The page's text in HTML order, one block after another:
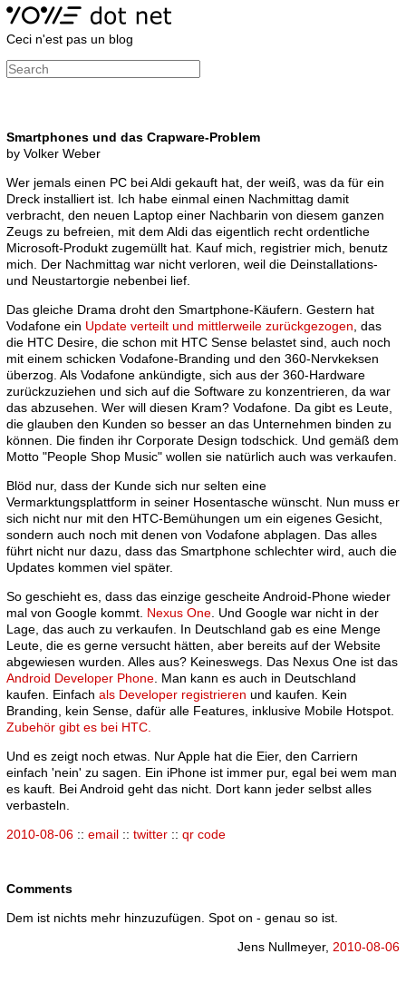
Ceci n'est pas un blog
Smartphones und das Crapware-Problem
by Volker Weber
Wer jemals einen PC bei Aldi gekauft hat, der weiß, was da für ein
Dreck installiert ist. Ich habe einmal einen Nachmittag damit
verbracht, den neuen Laptop einer Nachbarin von diesem ganzen
Zeugs zu befreien, mit dem Aldi das eigentlich recht ordentliche
Microsoft-Produkt zugemüllt hat. Kauf mich, registrier mich, benutz
mich. Der Nachmittag war nicht verloren, weil die Deinstallations-
und Neustartorgie nebenbei lief.
Das gleiche Drama droht den Smartphone-Käufern. Gestern hat
Vodafone ein Update verteilt und mittlerweile zurückgezogen , das
die HTC Desire, die schon mit HTC Sense belastet sind, auch noch
mit einem schicken Vodafone-Branding und den 360-Nervkeksen
überzog. Als Vodafone ankündigte, sich aus der 360-Hardware
zurückzuziehen und sich auf die Software zu konzentrieren, da war
das abzusehen. Wer will diesen Kram? Vodafone. Da gibt es Leute,
die glauben den Kunden so besser an das Unternehmen binden zu
können. Die finden ihr Corporate Design todschick. Und gemäß dem
Motto "People Shop Music" wollen sie natürlich auch was verkaufen.
Blöd nur, dass der Kunde sich nur selten eine
Vermarktungsplattform in seiner Hosentasche wünscht. Nun muss er
sich nicht nur mit den HTC-Bemühungen um ein eigenes Gesicht,
sondern auch noch mit denen von Vodafone abplagen. Das alles
führt nicht nur dazu, dass das Smartphone schlechter wird, auch die
Updates kommen viel später.
So geschieht es, dass das einzige gescheite Android-Phone wieder
mal von Google kommt. Nexus One . Und Google war nicht in der
Lage, das auch zu verkaufen. In Deutschland gab es eine Menge
Leute, die es gerne versucht hätten, aber bereits auf der Website
abgewiesen wurden. Alles aus? Keineswegs. Das Nexus One ist das
Android Developer Phone . Man kann es auch in Deutschland
kaufen. Einfach als Developer registrieren und kaufen. Kein
Branding, kein Sense, dafür alle Features, inklusive Mobile Hotspot.
Zubehör gibt es bei HTC.
Und es zeigt noch etwas. Nur Apple hat die Eier, den Carriern
einfach 'nein' zu sagen. Ein iPhone ist immer pur, egal bei wem man
es kauft. Bei Android geht das nicht. Dort kann jeder selbst alles
verbasteln.
2010-08-06 :: email :: twitter :: qr code
Comments
Dem ist nichts mehr hinzuzufügen. Spot on - genau so ist.
Jens Nullmeyer, 2010-08-06